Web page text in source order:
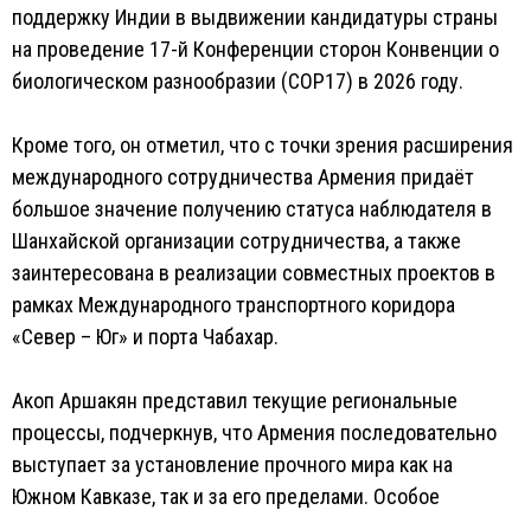
поддержку Индии в выдвижении кандидатуры страны
на проведение 17-й Конференции сторон Конвенции о
биологическом разнообразии (COP17) в 2026 году.
Кроме того, он отметил, что с точки зрения расширения
международного сотрудничества Армения придаёт
большое значение получению статуса наблюдателя в
Шанхайской организации сотрудничества, а также
заинтересована в реализации совместных проектов в
рамках Международного транспортного коридора
«Север – Юг» и порта Чабахар.
Акоп Аршакян представил текущие региональные
процессы, подчеркнув, что Армения последовательно
выступает за установление прочного мира как на
Южном Кавказе, так и за его пределами. Особое